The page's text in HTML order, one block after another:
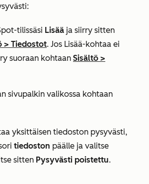
tilissäsi Lisää ja siirry sitten
> Tiedostot. Jos Lisää-kohtaa ei
suoraan kohtaan Sisältö >
sivupalkin valikossa kohtaan
yksittäisen tiedoston pysyvästi,
tiedoston päälle ja valitse
sitten Pysyvästi poistettu.